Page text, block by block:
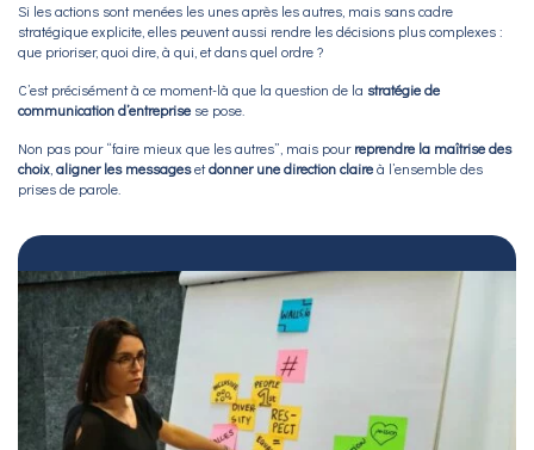
Si les actions sont menées les unes après les autres, mais sans cadre
stratégique explicite, elles peuvent aussi rendre les décisions plus complexes :
que prioriser, quoi dire, à qui, et dans quel ordre ?
C’est précisément à ce moment-là que la question de la stratégie de
communication d’entreprise se pose.
Non pas pour “faire mieux que les autres”, mais pourreprendre la maîtrise des
choix,aligner les messagesetdonner une direction claireà l’ensemble des
prises de parole.